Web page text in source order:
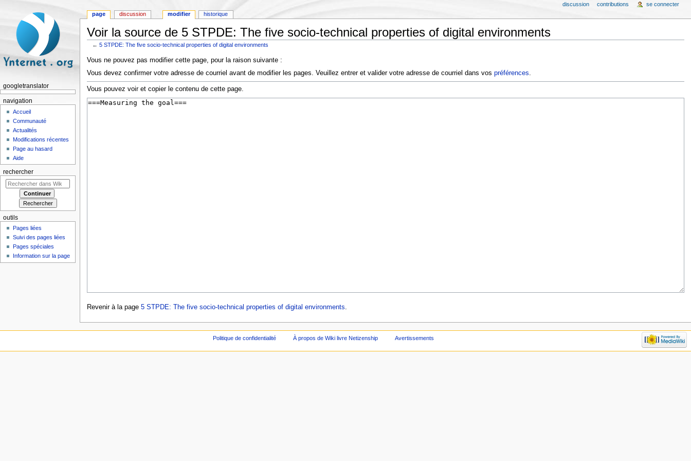
Voir la source de 5 STPDE: The five socio-technical properties of digital environments
←5 STPDE: The five socio-technical properties of digital environments
Vous ne pouvez pas modifier cette page, pour la raison suivante :
Vous devez confirmer votre adresse de courriel avant de modifier les pages. Veuillez entrer et valider votre adresse de courriel dans vos préférences.
Vous pouvez voir et copier le contenu de cette page.
Revenir à la page 5 STPDE: The five socio-technical properties of digital environments.
page discussion modifier historique
discussion contributions se connecter
googletranslator
navigation
Accueil
Communauté
Actualités
Modifications récentes
Page au hasard
Aide
rechercher
outils
Pages liées
Suivi des pages liées
Pages spéciales
Information sur la page
Politique de confidentialité À propos de Wiki livre Netizenship Avertissements